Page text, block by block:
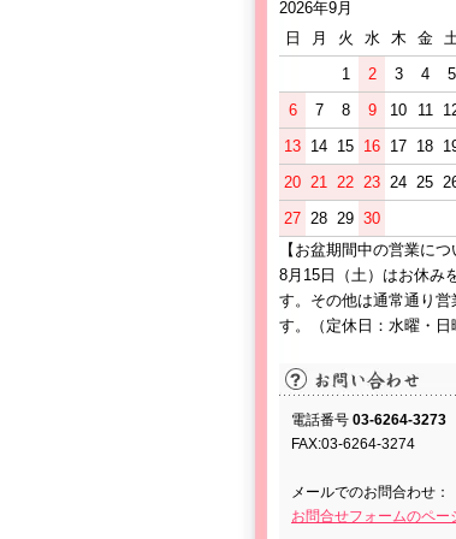
2026年9月
日
月 火 水 木 金
1
2 3 4
5
6
7 8 9 10 11
13 14 15 16 17 18
20 21 22 23 24 25
27 28 29 30
【お盆期間中の営業につ
8月15日（土）はお休み
す。その他は通常通り営
す。（定休日：水曜・日
電話番号 03-6264-3273
FAX:03-6264-3274
メールでのお問合わせ：
お問合せフォームのペー